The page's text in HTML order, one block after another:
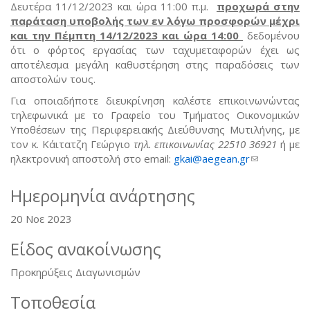
Δευτέρα 11/12/2023 και ώρα 11:00 π.μ. προχωρά στην
παράταση υποβολής των εν λόγω προσφορών μέχρι
και την Πέμπτη 14/12/2023 και ώρα 14:00 δεδομένου
ότι ο φόρτος εργασίας των ταχυμεταφορών έχει ως
αποτέλεσμα μεγάλη καθυστέρηση στης παραδόσεις των
αποστολών τους.
Για οποιαδήποτε διευκρίνηση καλέστε επικοινωνώντας
τηλεφωνικά με το Γραφείο του Τμήματος Οικονομικών
Υποθέσεων της Περιφερειακής Διεύθυνσης Μυτιλήνης, με
τον κ. Κάιτατζη Γεώργιο τηλ. επικοινωνίας 22510 36921 ή με
ηλεκτρονική αποστολή στο email: gkai@aegean.gr(link sends
Ημερομηνία ανάρτησης
20 Νοε 2023
Είδος ανακοίνωσης
Προκηρύξεις Διαγωνισμών
Τοποθεσία